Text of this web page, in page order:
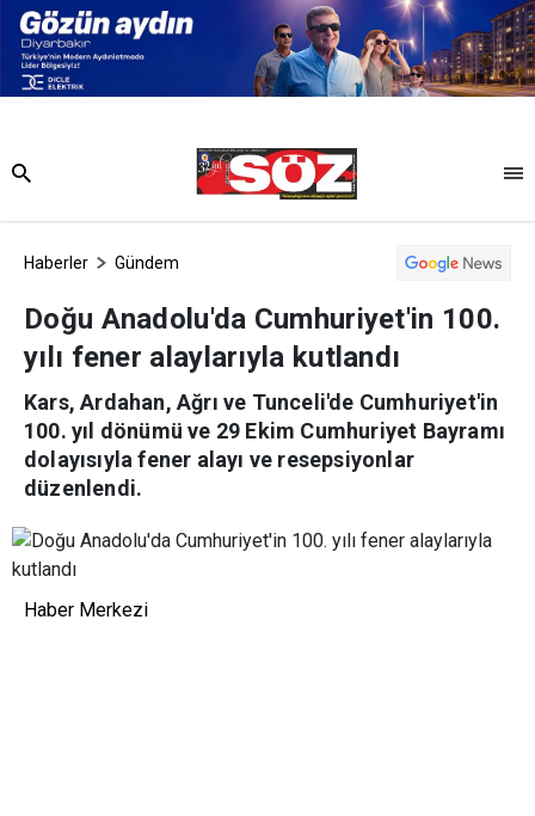
Haberler Gündem
Doğu Anadolu'da Cumhuriyet'in 100.
yılı fener alaylarıyla kutlandı
Kars, Ardahan, Ağrı ve Tunceli'de Cumhuriyet'in
100. yıl dönümü ve 29 Ekim Cumhuriyet Bayramı
dolayısıyla fener alayı ve resepsiyonlar
düzenlendi.
Haber Merkezi